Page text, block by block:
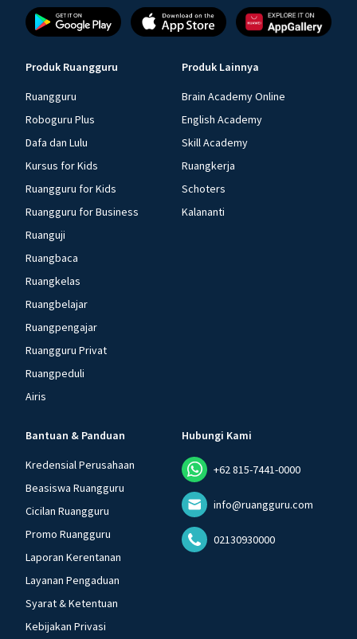
Produk Ruangguru
Ruangguru
Roboguru Plus
Dafa dan Lulu
Kursus for Kids
Ruangguru for Kids
Ruangguru for Business
Ruanguji
Ruangbaca
Ruangkelas
Ruangbelajar
Ruangpengajar
Ruangguru Privat
Ruangpeduli
Airis
Produk Lainnya
Brain Academy Online
English Academy
Skill Academy
Ruangkerja
Schoters
Kalananti
Bantuan & Panduan
Kredensial Perusahaan
Beasiswa Ruangguru
Cicilan Ruangguru
Promo Ruangguru
Laporan Kerentanan
Layanan Pengaduan
Syarat & Ketentuan
Kebijakan Privasi
Hubungi Kami
+62 815-7441-0000
info@ruangguru.com
02130930000